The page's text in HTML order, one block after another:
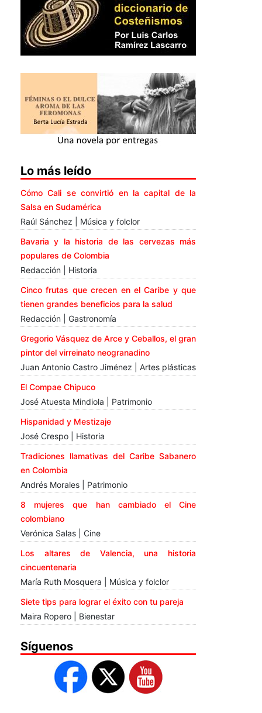
Lo más leído
Cómo Cali se convirtió en la capital de la
Salsa en Sudamérica
Raúl Sánchez | Música y folclor
Bavaria y la historia de las cervezas más
populares de Colombia
Redacción | Historia
Cinco frutas que crecen en el Caribe y que
tienen grandes beneficios para la salud
Redacción | Gastronomía
Gregorio Vásquez de Arce y Ceballos, el gran
pintor del virreinato neogranadino
Juan Antonio Castro Jiménez | Artes plásticas
El Compae Chipuco
José Atuesta Mindiola | Patrimonio
Hispanidad y Mestizaje
José Crespo | Historia
Tradiciones llamativas del Caribe Sabanero
en Colombia
Andrés Morales | Patrimonio
8 mujeres que han cambiado el Cine
colombiano
Verónica Salas | Cine
Los altares de Valencia, una historia
cincuentenaria
María Ruth Mosquera | Música y folclor
Siete tips para lograr el éxito con tu pareja
Maira Ropero | Bienestar
Síguenos